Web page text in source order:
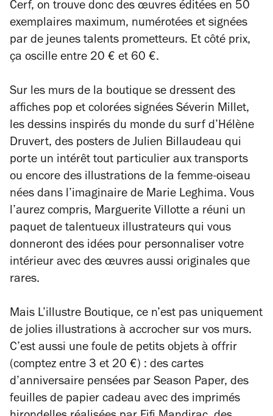
Cerf, on trouve donc des œuvres éditées en 50
exemplaires maximum, numérotées et signées
par de jeunes talents prometteurs. Et côté prix,
ça oscille entre 20 € et 60 €.
Sur les murs de la boutique se dressent des
affiches pop et colorées signées Séverin Millet,
les dessins inspirés du monde du surf d’Hélène
Druvert, des posters de Julien Billaudeau qui
porte un intérêt tout particulier aux transports
ou encore des illustrations de la femme-oiseau
nées dans l’imaginaire de Marie Leghima. Vous
l’aurez compris, Marguerite Villotte a réuni un
paquet de talentueux illustrateurs qui vous
donneront des idées pour personnaliser votre
intérieur avec des œuvres aussi originales que
rares.
Mais L’illustre Boutique, ce n’est pas uniquement
de jolies illustrations à accrocher sur vos murs.
C’est aussi une foule de petits objets à offrir
(comptez entre 3 et 20 €) : des cartes
d’anniversaire pensées par Season Paper, des
feuilles de papier cadeau avec des imprimés